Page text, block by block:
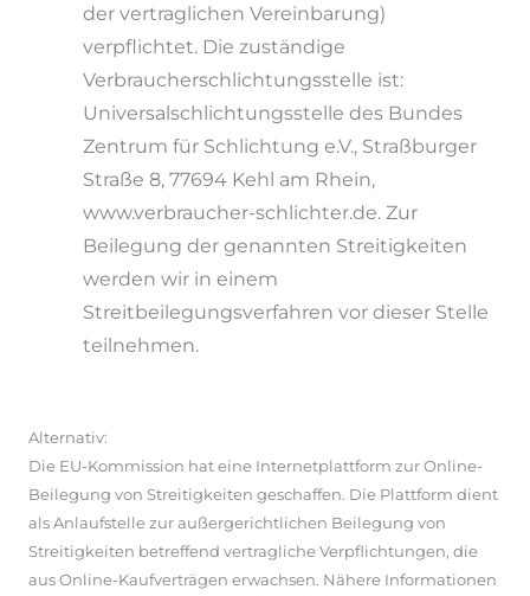
der vertraglichen Vereinbarung)
verpflichtet. Die zuständige
Verbraucherschlichtungsstelle ist:
Universalschlichtungsstelle des Bundes
Zentrum für Schlichtung e.V., Straßburger
Straße 8, 77694 Kehl am Rhein,
www.verbraucher-schlichter.de. Zur
Beilegung der genannten Streitigkeiten
werden wir in einem
Streitbeilegungsverfahren vor dieser Stelle
teilnehmen.
Alternativ:
Die EU-Kommission hat eine Internetplattform zur Online-
Beilegung von Streitigkeiten geschaffen. Die Plattform dient
als Anlaufstelle zur außergerichtlichen Beilegung von
Streitigkeiten betreffend vertragliche Verpflichtungen, die
aus Online-Kaufverträgen erwachsen. Nähere Informationen